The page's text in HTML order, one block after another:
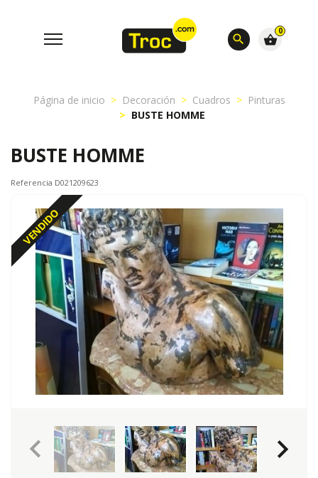
search
0
shopping_basket
Página de inicio Decoración Cuadros
Pinturas
BUSTE HOMME
BUSTE HOMME
Referencia D021209623
VENDIDO
keyboard_arrow_left keyboard_arrow_right